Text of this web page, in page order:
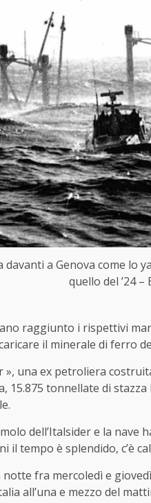
davanti a Genova come lo
quello del ’24
raggiunto i rispettivi
il minerale di ferro
», una ex petroliera
15.875 tonnellate di
dell’Italsider e la nave
il tempo è splendido, c’è
notte fra mercoledì e
all’una e mezzo del